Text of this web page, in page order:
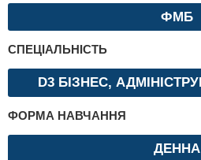
ФМБ
СПЕЦІАЛЬНІСТЬ
D3 БІЗНЕС,
ФОРМА НАВЧАННЯ
ДЕННА